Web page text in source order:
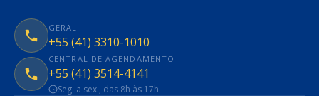
GERAL
+55 (41) 3310-1010
CENTRAL DE AGENDAMENTO
+55 (41) 3514-4141
Seg. a sex., das 8h às 17h